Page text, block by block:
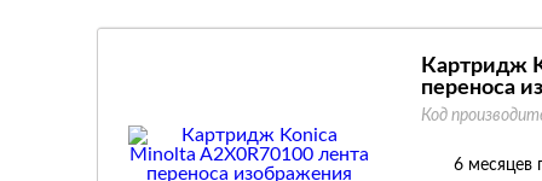
Картридж
переноса
Код
6 месяцев